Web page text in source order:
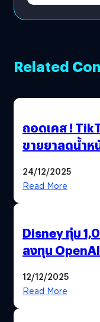
Related
ถอดเคส !
ขายยาลดน้ำ
24/12/2025
Read More
Disney ทุ่ม
ลงทุน
12/12/2025
Read More